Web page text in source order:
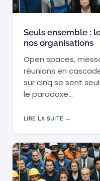
Seuls ensemble :
nos organisations
Open spaces,
réunions en
sur cinq se sent
le paradoxe…
LIRE LA SUITE →